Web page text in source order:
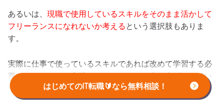
はじめてのIT転職🔰なら無料相談！
あるいは、 現職で使用しているスキルをそのまま活かして
フリーランスになれないか考える という選択肢もありま
す。
実際に仕事で使っているスキルであれば改めて学習する必
要はなく、すでに実践レベルのスキルに磨き上げられてい
る可能性も高いと言えます。